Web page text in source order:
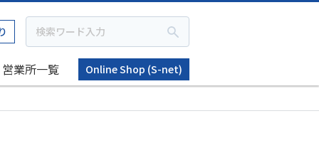
営業所一覧
Online Shop (S-net)